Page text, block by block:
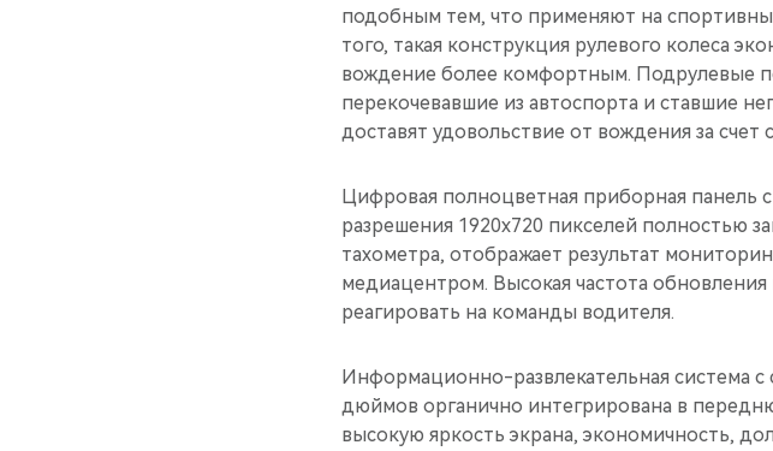
подобным тем, что применяют на
того, такая конструкция рулевого колеса
вождение более комфортным. Подрулевые
перекочевавшие из автоспорта и ставшие
доставят удовольствие от вождения за
Цифровая полноцветная приборная панель
разрешения 1920х720 пикселей полностью
тахометра, отображает результат
медиацентром. Высокая частота
реагировать на команды водителя.
Информационно-развлекательная система
дюймов органично интегрирована в
высокую яркость экрана, экономичность,